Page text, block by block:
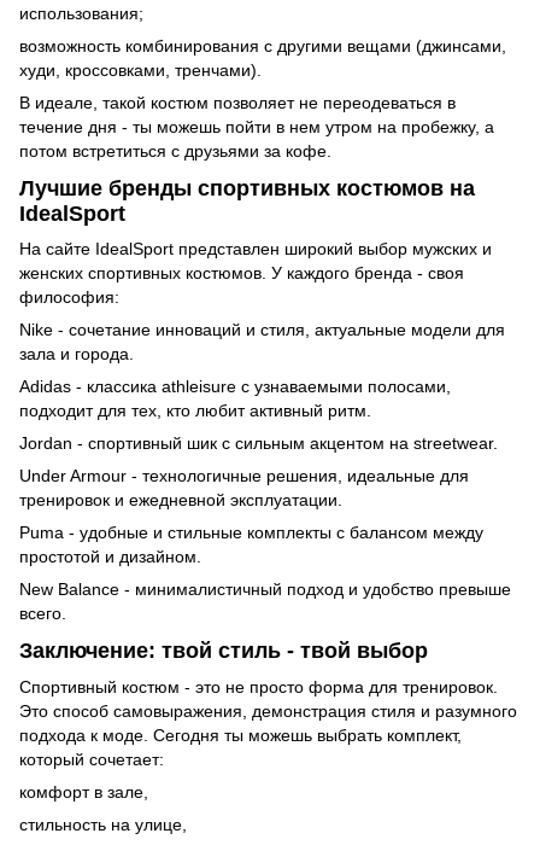
использования;
возможность комбинирования с другими вещами (джинсами,
худи, кроссовками, тренчами).
В идеале, такой костюм позволяет не переодеваться в
течение дня - ты можешь пойти в нем утром на пробежку, а
потом встретиться с друзьями за кофе.
Лучшие бренды спортивных костюмов на
IdealSport
На сайте IdealSport представлен широкий выбор мужских и
женских спортивных костюмов. У каждого бренда - своя
философия:
Nike - сочетание инноваций и стиля, актуальные модели для
зала и города.
Adidas - классика athleisure с узнаваемыми полосами,
подходит для тех, кто любит активный ритм.
Jordan - спортивный шик с сильным акцентом на streetwear.
Under Armour - технологичные решения, идеальные для
тренировок и ежедневной эксплуатации.
Puma - удобные и стильные комплекты с балансом между
простотой и дизайном.
New Balance - минималистичный подход и удобство превыше
всего.
Заключение: твой стиль - твой выбор
Спортивный костюм - это не просто форма для тренировок.
Это способ самовыражения, демонстрация стиля и разумного
подхода к моде. Сегодня ты можешь выбрать комплект,
который сочетает:
комфорт в зале,
стильность на улице,